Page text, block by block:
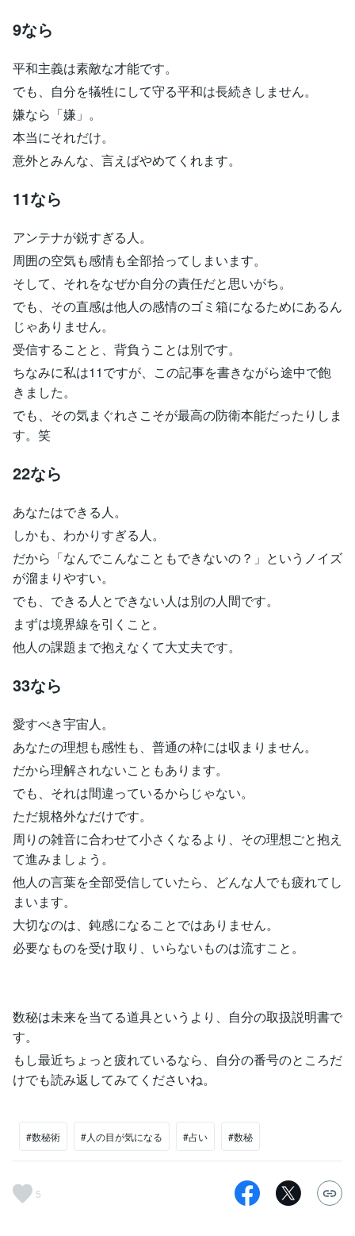
9なら
平和主義は素敵な才能です。
でも、自分を犠牲にして守る平和は長続きしません。
嫌なら「嫌」。
本当にそれだけ。
意外とみんな、言えばやめてくれます。
11なら
アンテナが鋭すぎる人。
周囲の空気も感情も全部拾ってしまいます。
そして、それをなぜか自分の責任だと思いがち。
でも、その直感は他人の感情のゴミ箱になるためにあるん
じゃありません。
受信することと、背負うことは別です。
ちなみに私は11ですが、この記事を書きながら途中で飽
きました。
でも、その気まぐれさこそが最高の防衛本能だったりしま
す。笑
22なら
あなたはできる人。
しかも、わかりすぎる人。
だから「なんでこんなこともできないの？」というノイズ
が溜まりやすい。
でも、できる人とできない人は別の人間です。
まずは境界線を引くこと。
他人の課題まで抱えなくて大丈夫です。
33なら
愛すべき宇宙人。
あなたの理想も感性も、普通の枠には収まりません。
だから理解されないこともあります。
でも、それは間違っているからじゃない。
ただ規格外なだけです。
周りの雑音に合わせて小さくなるより、その理想ごと抱え
て進みましょう。
他人の言葉を全部受信していたら、どんな人でも疲れてし
まいます。
大切なのは、鈍感になることではありません。
必要なものを受け取り、いらないものは流すこと。
数秘は未来を当てる道具というより、自分の取扱説明書で
す。
もし最近ちょっと疲れているなら、自分の番号のところだ
けでも読み返してみてくださいね。
#数秘術 #人の目が気になる #占い #数秘
5